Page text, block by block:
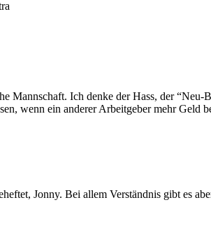
Mannschaft. Ich denke der Hass, der
wenn ein anderer Arbeitgeber mehr Geld
Jonny. Bei allem Verständnis gibt es